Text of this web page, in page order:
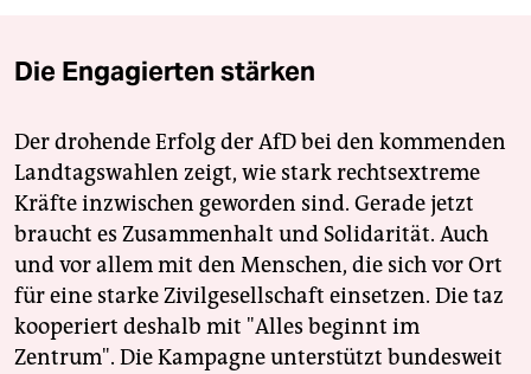
Die Engagierten stärken
Der drohende Erfolg der AfD bei den kommenden
Landtagswahlen zeigt, wie stark rechtsextreme
Kräfte inzwischen geworden sind. Gerade jetzt
braucht es Zusammenhalt und Solidarität. Auch
und vor allem mit den Menschen, die sich vor Ort
für eine starke Zivilgesellschaft einsetzen. Die taz
kooperiert deshalb mit "Alles beginnt im
Zentrum". Die Kampagne unterstützt bundesweit